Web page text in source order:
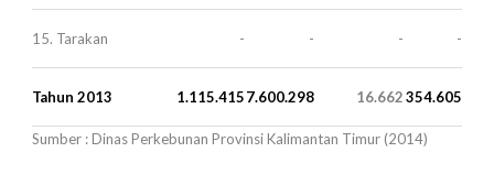
15. Tarakan - - - -
Tahun 2013 1.115.4157.600.298 16.662354.605
Sumber : Dinas Perkebunan Provinsi Kalimantan Timur (2014)